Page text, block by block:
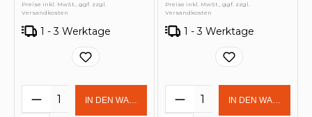
Preise inkl. MwSt., ggf. zzgl.
Versandkosten
1 - 3 Werktage
Produkt Anzahl: Gib den
IN DEN WARENKORB
Preise inkl. MwSt., ggf. zzgl.
Versandkosten
1 - 3 Werktage
Produkt Anzahl:
IN DEN